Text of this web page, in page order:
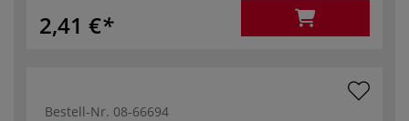
2,41 €
Bestell-Nr. 08-66694